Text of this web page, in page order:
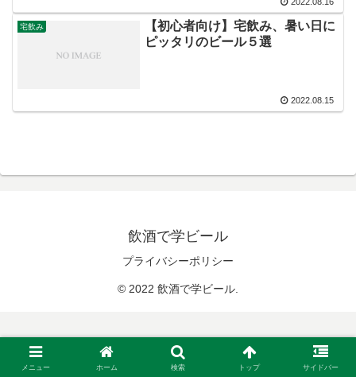
宅飲み
【初心者向け】宅飲み、暑い日に
ピッタリのビール５選
2022.08.15
飲酒で学ビール
プライバシーポリシー
© 2022 飲酒で学ビール.
メニュー ホーム 検索 トップ サイドバー